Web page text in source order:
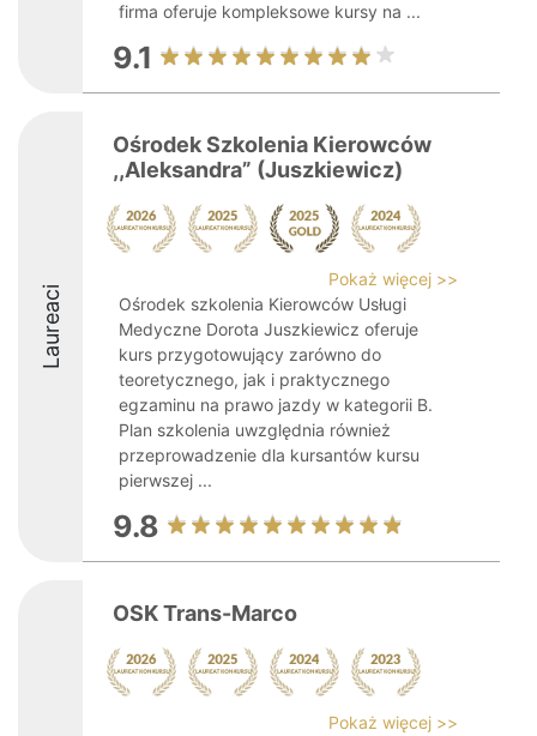
firma oferuje kompleksowe kursy na ...
9.1
Laureaci
Ośrodek Szkolenia Kierowców
,,Aleksandra” (Juszkiewicz)
Pokaż więcej >>
Ośrodek szkolenia Kierowców Usługi
Medyczne Dorota Juszkiewicz oferuje
kurs przygotowujący zarówno do
teoretycznego, jak i praktycznego
egzaminu na prawo jazdy w kategorii B.
Plan szkolenia uwzględnia również
przeprowadzenie dla kursantów kursu
pierwszej ...
9.8
OSK Trans-Marco
Pokaż więcej >>